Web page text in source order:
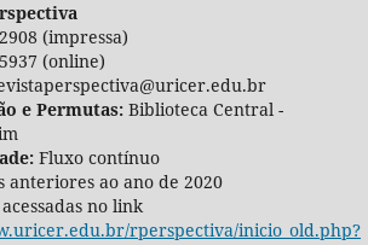
(impressa)
(online)
e Permutas: Biblioteca Central -
Fluxo contínuo
anteriores ao ano de 2020
no link
rperspectiva/inicio_old.php?